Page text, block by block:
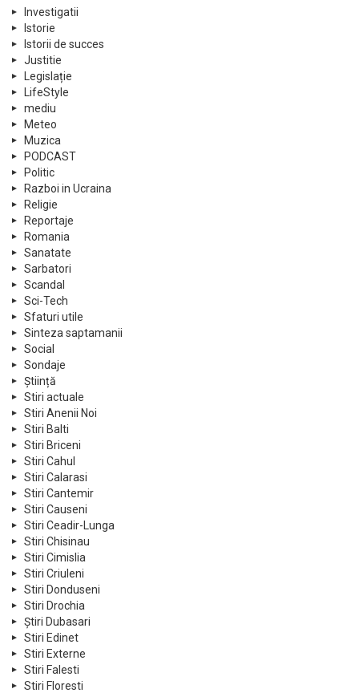
Investigatii
Istorie
Istorii de succes
Justitie
Legislație
LifeStyle
mediu
Meteo
Muzica
PODCAST
Politic
Razboi in Ucraina
Religie
Reportaje
Romania
Sanatate
Sarbatori
Scandal
Sci-Tech
Sfaturi utile
Sinteza saptamanii
Social
Sondaje
Știință
Stiri actuale
Stiri Anenii Noi
Stiri Balti
Stiri Briceni
Stiri Cahul
Stiri Calarasi
Stiri Cantemir
Stiri Causeni
Stiri Ceadir-Lunga
Stiri Chisinau
Stiri Cimislia
Stiri Criuleni
Stiri Donduseni
Stiri Drochia
Știri Dubasari
Stiri Edinet
Stiri Externe
Stiri Falesti
Stiri Floresti